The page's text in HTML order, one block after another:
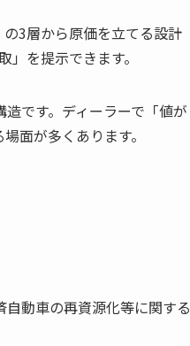
3層から原価を立てる設計
を提示できます。
です。ディーラーで「値が
面が多くあります。
動車の再資源化等に関する